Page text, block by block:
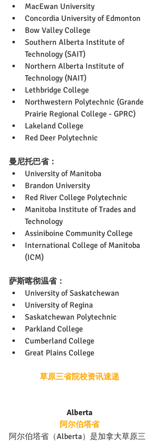
MacEwan University
Concordia University of Edmonton
Bow Valley College
Southern Alberta Institute of
Technology (SAIT)
Northern Alberta Institute of
Technology (NAIT)
Lethbridge College
Northwestern Polytechnic (Grande
Prairie Regional College - GPRC)
Lakeland College
Red Deer Polytechnic
曼尼托巴省：
University of Manitoba
Brandon University
Red River College Polytechnic
Manitoba Institute of Trades and
Technology
Assiniboine Community College
International College of Manitoba
(ICM)
萨斯喀彻温省：
University of Saskatchewan
University of Regina
Saskatchewan Polytechnic
Parkland College
Cumberland College
Great Plains College
草原三省院校资讯速递
Alberta
阿尔伯塔省
阿尔伯塔省（Alberta）是加拿大草原三